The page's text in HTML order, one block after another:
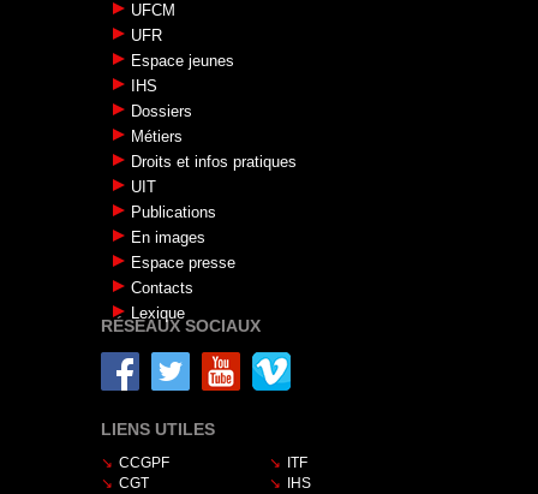
UFCM
UFR
Espace jeunes
IHS
Dossiers
Métiers
Droits et infos pratiques
UIT
Publications
En images
Espace presse
Contacts
Lexique
RÉSEAUX SOCIAUX
LIENS UTILES
CCGPF
CGT
ITF
IHS